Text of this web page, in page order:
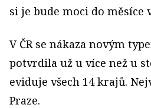
si je bude moci do měsíce
V ČR se nákaza novým
potvrdila už u více než u
eviduje všech 14 krajů.
Praze.